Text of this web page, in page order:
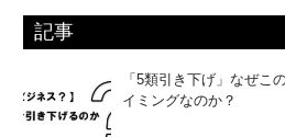
記事
「5類引き下げ」なぜこ
イミングなのか？